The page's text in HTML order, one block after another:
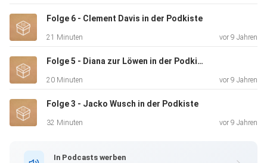
Folge 6 - Clement Davis in der Podkiste
21 Minuten vor 9 Jahren
Folge 5 - Diana zur Löwen in der Podkiste
20 Minuten vor 9 Jahren
Folge 3 - Jacko Wusch in der Podkiste
32 Minuten vor 9 Jahren
In Podcasts werben